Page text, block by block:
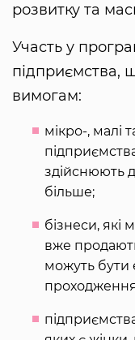
розвитку та
Участь у
підприємства,
вимогам:
мікро-, малі
здійснюють
більше;
бізнеси, які
вже
можуть бути